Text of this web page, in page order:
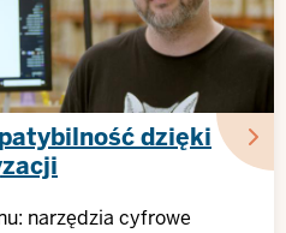
dzięki
narzędzia cyfrowe